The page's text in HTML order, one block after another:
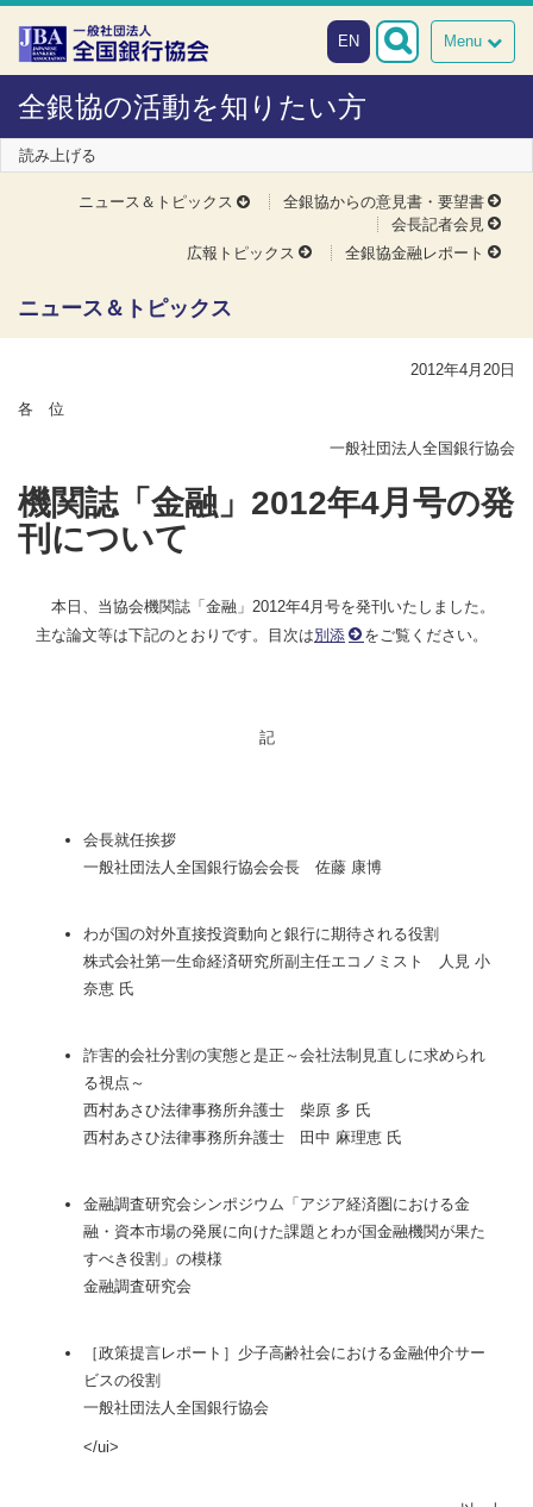
本文へスキップ
障がい者向け相談窓口
Menu
EN
全銀協の活動を知りたい方
読み上げる
ニュース＆トピックス
全銀協からの意見書・要望書
会長記者会見
広報トピックス
全銀協金融レポート
ニュース＆トピックス
2012年4月20日
各 位
一般社団法人全国銀行協会
機関誌「金融」2012年4月号の発
刊について
本日、当協会機関誌「金融」2012年4月号を発刊いたしました。
主な論文等は下記のとおりです。目次は別添 をご覧ください。
記
会長就任挨拶
一般社団法人全国銀行協会会長 佐藤 康博
わが国の対外直接投資動向と銀行に期待される役割
株式会社第一生命経済研究所副主任エコノミスト 人見 小
奈恵 氏
詐害的会社分割の実態と是正～会社法制見直しに求められ
る視点～
西村あさひ法律事務所弁護士 柴原 多 氏
西村あさひ法律事務所弁護士 田中 麻理恵 氏
金融調査研究会シンポジウム「アジア経済圏における金
融・資本市場の発展に向けた課題とわが国金融機関が果た
すべき役割」の模様
金融調査研究会
［政策提言レポート］少子高齢社会における金融仲介サー
ビスの役割
一般社団法人全国銀行協会
</ui>